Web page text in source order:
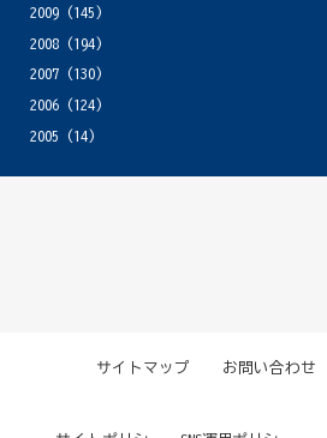
2009(145)
2008(194)
2007(130)
2006(124)
2005 (14)
サイトマップ お問い合わせ